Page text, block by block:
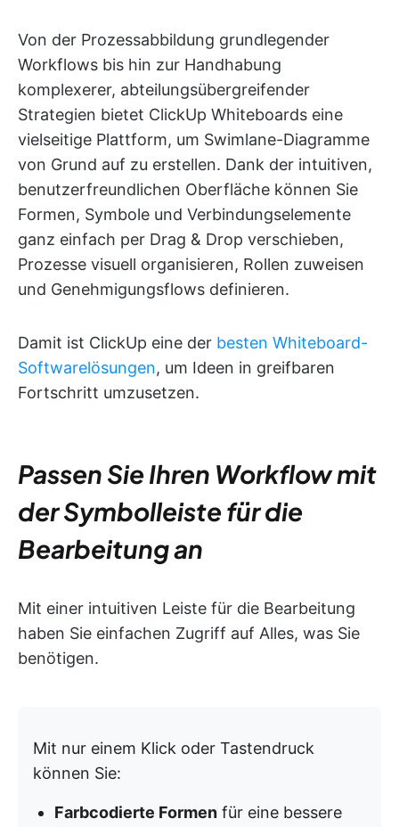
Von der Prozessabbildung grundlegender
Workflows bis hin zur Handhabung
komplexerer, abteilungsübergreifender
Strategien bietet ClickUp Whiteboards eine
vielseitige Plattform, um Swimlane-Diagramme
von Grund auf zu erstellen. Dank der intuitiven,
benutzerfreundlichen Oberfläche können Sie
Formen, Symbole und Verbindungselemente
ganz einfach per Drag & Drop verschieben,
Prozesse visuell organisieren, Rollen zuweisen
und Genehmigungsflows definieren.
Damit ist ClickUp eine der besten Whiteboard-
Softwarelösungen, um Ideen in greifbaren
Fortschritt umzusetzen.
Passen Sie Ihren Workflow mit
der Symbolleiste für die
Bearbeitung an
Mit einer intuitiven Leiste für die Bearbeitung
haben Sie einfachen Zugriff auf Alles, was Sie
benötigen.
Mit nur einem Klick oder Tastendruck
können Sie:
Farbcodierte Formen für eine bessere